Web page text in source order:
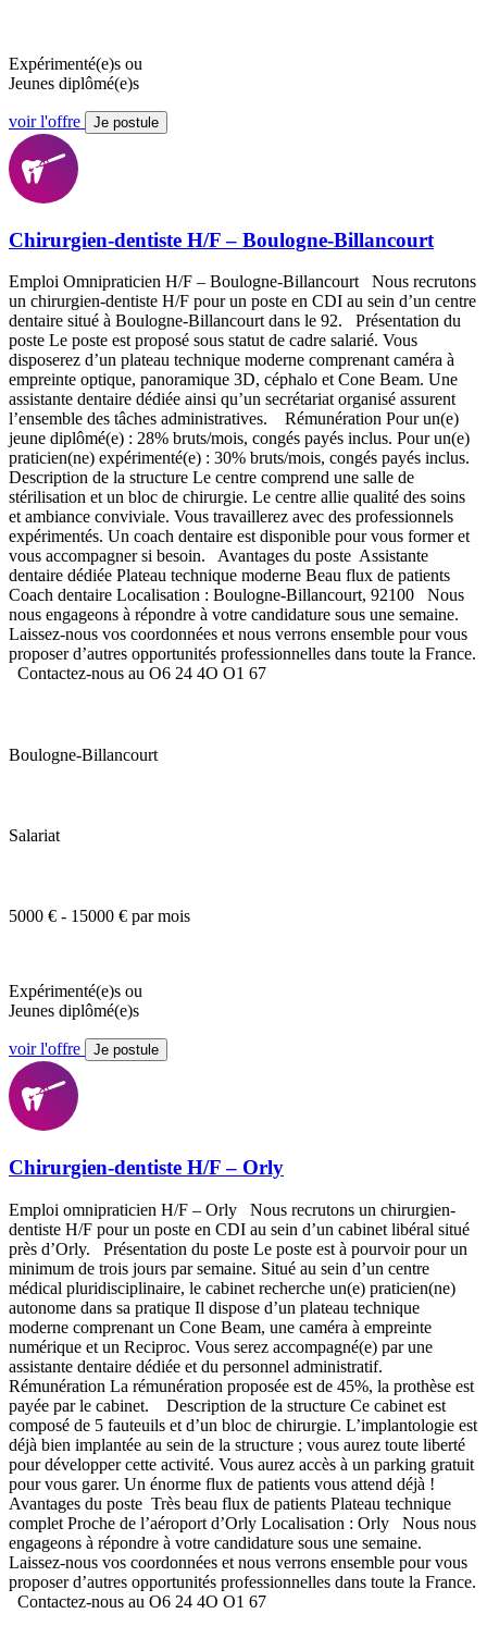
Expérimenté(e)s ou
Jeunes diplômé(e)s
voir l'offre Je postule
Chirurgien-dentiste H/F – Boulogne-Billancourt
Emploi Omnipraticien H/F – Boulogne-Billancourt Nous recrutons
un chirurgien-dentiste H/F pour un poste en CDI au sein d’un centre
dentaire situé à Boulogne-Billancourt dans le 92. Présentation du
poste Le poste est proposé sous statut de cadre salarié. Vous
disposerez d’un plateau technique moderne comprenant caméra à
empreinte optique, panoramique 3D, céphalo et Cone Beam. Une
assistante dentaire dédiée ainsi qu’un secrétariat organisé assurent
l’ensemble des tâches administratives. Rémunération Pour un(e)
jeune diplômé(e) : 28% bruts/mois, congés payés inclus. Pour un(e)
praticien(ne) expérimenté(e) : 30% bruts/mois, congés payés inclus.
Description de la structure Le centre comprend une salle de
stérilisation et un bloc de chirurgie. Le centre allie qualité des soins
et ambiance conviviale. Vous travaillerez avec des professionnels
expérimentés. Un coach dentaire est disponible pour vous former et
vous accompagner si besoin. Avantages du poste Assistante
dentaire dédiée Plateau technique moderne Beau flux de patients
Coach dentaire Localisation : Boulogne-Billancourt, 92100 Nous
nous engageons à répondre à votre candidature sous une semaine.
Laissez-nous vos coordonnées et nous verrons ensemble pour vous
proposer d’autres opportunités professionnelles dans toute la France.
Contactez-nous au O6 24 4O O1 67
Boulogne-Billancourt
Salariat
5000 € - 15000 € par mois
Expérimenté(e)s ou
Jeunes diplômé(e)s
voir l'offre Je postule
Chirurgien-dentiste H/F – Orly
Emploi omnipraticien H/F – Orly Nous recrutons un chirurgien-
dentiste H/F pour un poste en CDI au sein d’un cabinet libéral situé
près d’Orly. Présentation du poste Le poste est à pourvoir pour un
minimum de trois jours par semaine. Situé au sein d’un centre
médical pluridisciplinaire, le cabinet recherche un(e) praticien(ne)
autonome dans sa pratique Il dispose d’un plateau technique
moderne comprenant un Cone Beam, une caméra à empreinte
numérique et un Reciproc. Vous serez accompagné(e) par une
assistante dentaire dédiée et du personnel administratif.
Rémunération La rémunération proposée est de 45%, la prothèse est
payée par le cabinet. Description de la structure Ce cabinet est
composé de 5 fauteuils et d’un bloc de chirurgie. L’implantologie est
déjà bien implantée au sein de la structure ; vous aurez toute liberté
pour développer cette activité. Vous aurez accès à un parking gratuit
pour vous garer. Un énorme flux de patients vous attend déjà !
Avantages du poste Très beau flux de patients Plateau technique
complet Proche de l’aéroport d’Orly Localisation : Orly Nous nous
engageons à répondre à votre candidature sous une semaine.
Laissez-nous vos coordonnées et nous verrons ensemble pour vous
proposer d’autres opportunités professionnelles dans toute la France.
Contactez-nous au O6 24 4O O1 67